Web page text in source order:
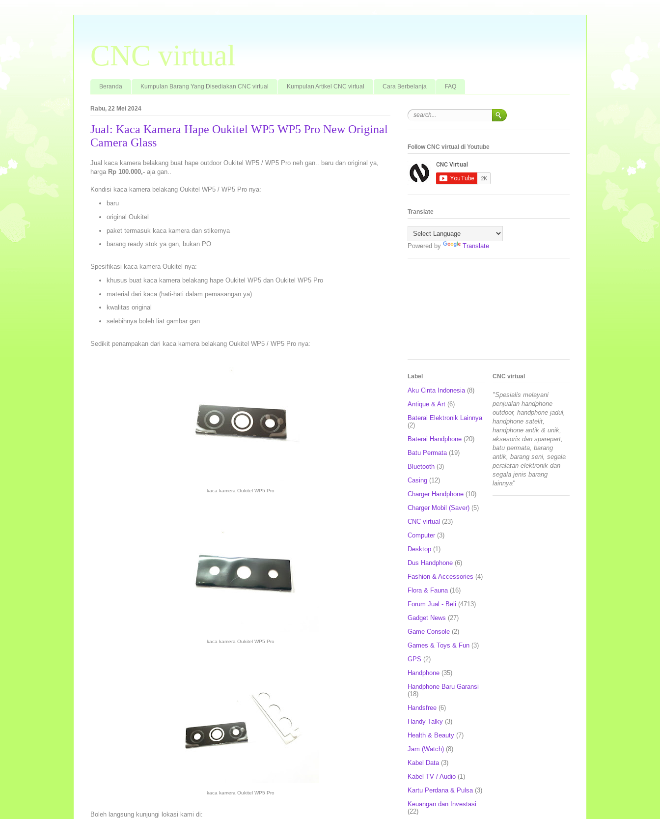
CNC virtual
Beranda Kumpulan Barang Yang Disediakan CNC virtual Kumpulan Artikel CNC virtual Cara Berbelanja FAQ
Rabu, 22 Mei 2024
Jual: Kaca Kamera Hape Oukitel WP5 WP5 Pro New Original
Camera Glass
Jual kaca kamera belakang buat hape outdoor Oukitel WP5 / WP5 Pro neh gan.. baru dan original ya,
harga Rp 100.000,- aja gan..
Kondisi kaca kamera belakang Oukitel WP5 / WP5 Pro nya:
baru
original Oukitel
paket termasuk kaca kamera dan stikernya
barang ready stok ya gan, bukan PO
Spesifikasi kaca kamera Oukitel nya:
khusus buat kaca kamera belakang hape Oukitel WP5 dan Oukitel WP5 Pro
material dari kaca (hati-hati dalam pemasangan ya)
kwalitas original
selebihnya boleh liat gambar gan
Sedikit penampakan dari kaca kamera belakang Oukitel WP5 / WP5 Pro nya:
kaca kamera Oukitel WP5 Pro
kaca kamera Oukitel WP5 Pro
kaca kamera Oukitel WP5 Pro
Boleh langsung kunjungi lokasi kami di:
Follow CNC virtual di Youtube
Translate
Powered by Translate
Label
Aku Cinta Indonesia (8)
Antique & Art (6)
Baterai Elektronik Lainnya
(2)
Baterai Handphone (20)
Batu Permata (19)
Bluetooth (3)
Casing (12)
Charger Handphone (10)
Charger Mobil (Saver) (5)
CNC virtual (23)
Computer (3)
Desktop (1)
Dus Handphone (6)
Fashion & Accessories (4)
Flora & Fauna (16)
Forum Jual - Beli (4713)
Gadget News (27)
Game Console (2)
Games & Toys & Fun (3)
GPS (2)
Handphone (35)
Handphone Baru Garansi
(18)
Handsfree (6)
Handy Talky (3)
Health & Beauty (7)
Jam (Watch) (8)
Kabel Data (3)
Kabel TV / Audio (1)
Kartu Perdana & Pulsa (3)
Keuangan dan Investasi
(22)
CNC virtual
"Spesialis melayani
penjualan handphone
outdoor, handphone jadul,
handphone satelit,
handphone antik & unik,
aksesoris dan sparepart,
batu permata, barang
antik, barang seni, segala
peralatan elektronik dan
segala jenis barang
lainnya"